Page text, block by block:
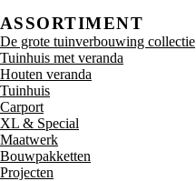
ASSORTIMENT
De grote tuinverbouwing collectie
Tuinhuis met veranda
Houten veranda
Tuinhuis
Carport
XL & Special
Maatwerk
Bouwpakketten
Projecten